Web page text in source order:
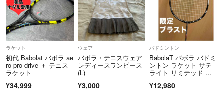
ラケット
初代 Babolat バボラ ae
ro pro drive ＋ テニス
ラケット
¥34,999
ウェア
バボラ・テニスウェア
レディースワンピース
(L)
¥3,000
バドミントン
BabolaT バボラ バドミ
ントン ラケット サテ
ライト リミテッド ブ
¥12,980